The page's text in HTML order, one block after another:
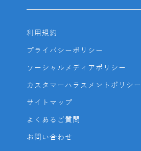
利用規約
プライバシーポリシー
ソーシャルメディアポリシー
カスタマーハラスメントポリシー
サイトマップ
よくあるご質問
お問い合わせ